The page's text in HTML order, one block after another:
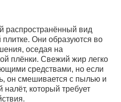
вид
плитке. Они образуются во
оседая на
плёнки. Свежий жир легко
средствами, но если
он смешивается с пылью и
налёт, который требует